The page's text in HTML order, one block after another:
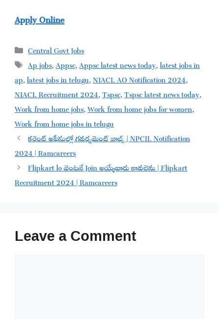
Apply Online
Categories
Central Govt Jobs
Tags
Ap jobs,Appsc,Appsc latest news today,latest jobs in
ap,latest jobs in telugu,NIACL AO Notification 2024,
NIACL Recruitment 2024,Tspsc,Tspsc latest news today,
Work from home jobs,Work from home jobs for women,
Work from home jobs in telugu
కరెంట్ ఆఫీసుల్లో గవర్నమెంట్ జాబ్స్ | NPCIL Notification
2024 | Ramcareers
Flipkart lo వెంటనే Join అయ్యేవారు కావలెను | Flipkart
Recruitment 2024 | Ramcareers
Leave a Comment